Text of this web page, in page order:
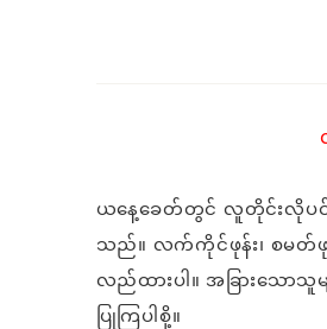
ယနေ့ခေတ်တွင် လူတိုင်းလိုပင်
သည်။ လက်ကိုင်ဖုန်း၊ စမတ်ဖု
လည်ထားပါ။ အခြားသော
ပြုကြပါစို့။